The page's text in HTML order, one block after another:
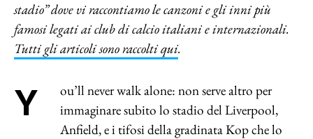
stadio” dove vi raccontiamo le canzoni e gli inni più
famosi legati ai club di calcio italiani e internazionali.
Tutti gli articoli sono raccolti qui.
You’ll never walk alone: non serve altro per
immaginare subito lo stadio del Liverpool,
Anfield, e i tifosi della gradinata Kop che lo